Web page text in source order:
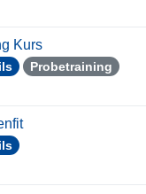
Kurs
Probetraining